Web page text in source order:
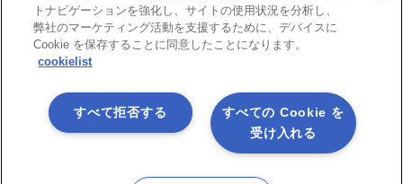
ソーシャルメディア
トナビゲーションを強化し、サイトの使用状況を分析し、
弊社のマーケティング活動を支援するために、デバイスに
Cookie を保存することに同意したことになります。
cookielist
すべての Cookie を
受け入れる
すべて拒否する